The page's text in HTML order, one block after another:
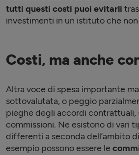
tutti questi costi puoi evitarli
investimenti in un istituto che
Costi, ma anche
Altra voce di spesa importante
sottovalutata, o peggio
pieghe degli accordi contrattuali,
commissioni. Ne esistono di vari
differenti a seconda dell’ambito
esempio possono essere le